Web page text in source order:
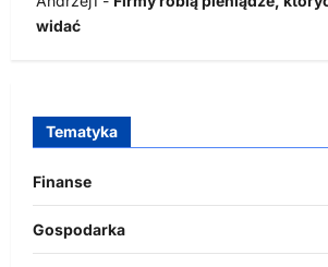
widać
Tematyka
Finanse
Gospodarka